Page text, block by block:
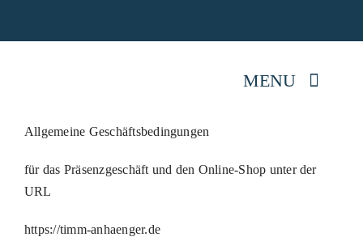
MENU
Allgemeine Geschäftsbedingungen
für das Präsenzgeschäft und den Online-Shop unter der
URL
https://timm-anhaenger.de